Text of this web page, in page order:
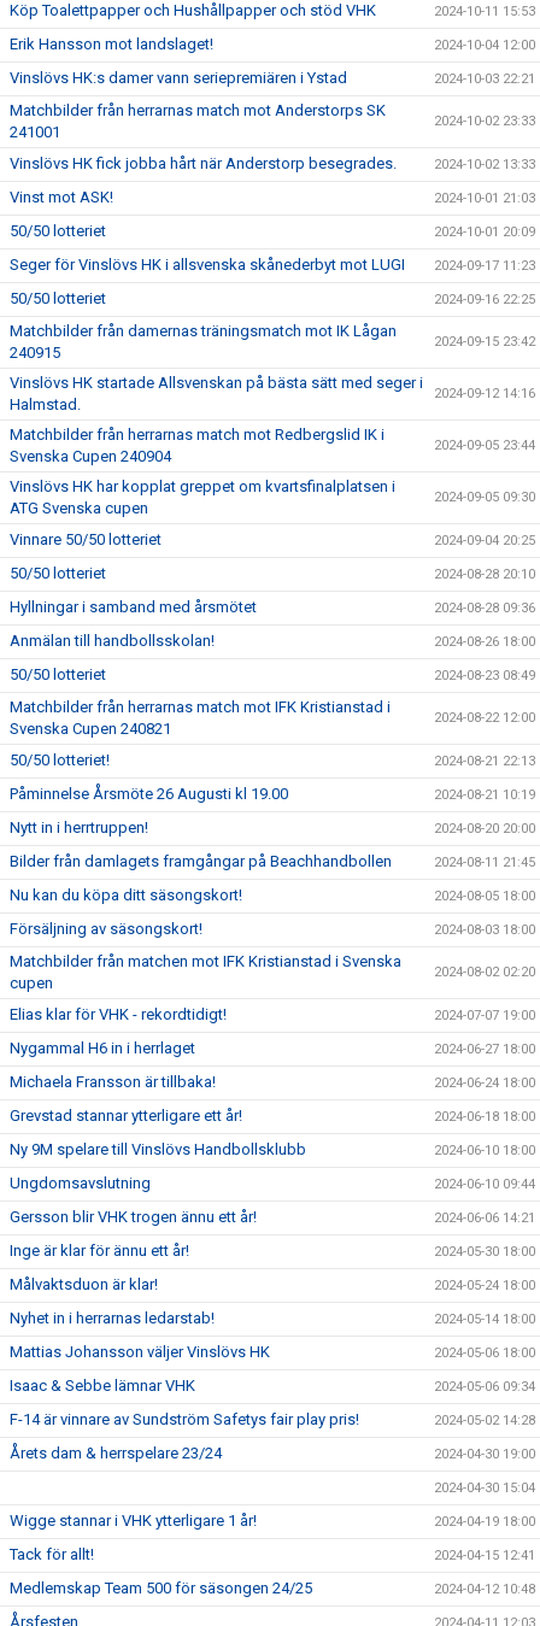
Köp Toalettpapper och Hushållpapper och stöd VHK 2024-10-11 15:53
Erik Hansson mot landslaget! 2024-10-04 12:00
Vinslövs HK:s damer vann seriepremiären i Ystad 2024-10-03 22:21
Matchbilder från herrarnas match mot Anderstorps SK
241001
2024-10-02 23:33
Vinslövs HK fick jobba hårt när Anderstorp besegrades. 2024-10-02 13:33
Vinst mot ASK! 2024-10-01 21:03
50/50 lotteriet 2024-10-01 20:09
Seger för Vinslövs HK i allsvenska skånederbyt mot LUGI 2024-09-17 11:23
50/50 lotteriet 2024-09-16 22:25
Matchbilder från damernas träningsmatch mot IK Lågan
240915
2024-09-15 23:42
Vinslövs HK startade Allsvenskan på bästa sätt med seger i
Halmstad.
2024-09-12 14:16
Matchbilder från herrarnas match mot Redbergslid IK i
Svenska Cupen 240904
2024-09-05 23:44
Vinslövs HK har kopplat greppet om kvartsfinalplatsen i
ATG Svenska cupen
2024-09-05 09:30
Vinnare 50/50 lotteriet 2024-09-04 20:25
50/50 lotteriet 2024-08-28 20:10
Hyllningar i samband med årsmötet 2024-08-28 09:36
Anmälan till handbollsskolan! 2024-08-26 18:00
50/50 lotteriet 2024-08-23 08:49
Matchbilder från herrarnas match mot IFK Kristianstad i
Svenska Cupen 240821
2024-08-22 12:00
50/50 lotteriet! 2024-08-21 22:13
Påminnelse Årsmöte 26 Augusti kl 19.00 2024-08-21 10:19
Nytt in i herrtruppen! 2024-08-20 20:00
Bilder från damlagets framgångar på Beachhandbollen 2024-08-11 21:45
Nu kan du köpa ditt säsongskort! 2024-08-05 18:00
Försäljning av säsongskort! 2024-08-03 18:00
Matchbilder från matchen mot IFK Kristianstad i Svenska
cupen
2024-08-02 02:20
Elias klar för VHK - rekordtidigt! 2024-07-07 19:00
Nygammal H6 in i herrlaget 2024-06-27 18:00
Michaela Fransson är tillbaka! 2024-06-24 18:00
Grevstad stannar ytterligare ett år! 2024-06-18 18:00
Ny 9M spelare till Vinslövs Handbollsklubb 2024-06-10 18:00
Ungdomsavslutning 2024-06-10 09:44
Gersson blir VHK trogen ännu ett år! 2024-06-06 14:21
Inge är klar för ännu ett år! 2024-05-30 18:00
Målvaktsduon är klar! 2024-05-24 18:00
Nyhet in i herrarnas ledarstab! 2024-05-14 18:00
Mattias Johansson väljer Vinslövs HK 2024-05-06 18:00
Isaac & Sebbe lämnar VHK 2024-05-06 09:34
F-14 är vinnare av Sundström Safetys fair play pris! 2024-05-02 14:28
Årets dam & herrspelare 23/24 2024-04-30 19:00
2024-04-30 15:04
Wigge stannar i VHK ytterligare 1 år! 2024-04-19 18:00
Tack för allt! 2024-04-15 12:41
Medlemskap Team 500 för säsongen 24/25 2024-04-12 10:48
Årsfesten